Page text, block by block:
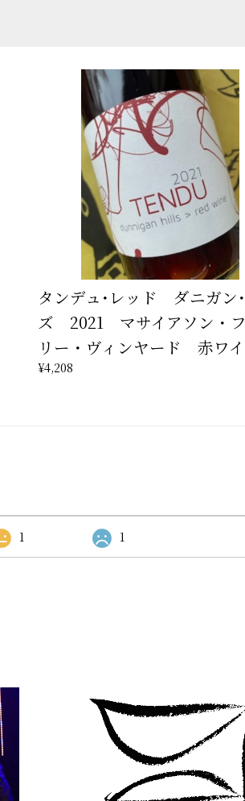
タンデュ･レッド ダニガン
ズ 2021 マサイアソン・フ
リー・ヴィンヤード 赤ワ
¥4,208
1 1